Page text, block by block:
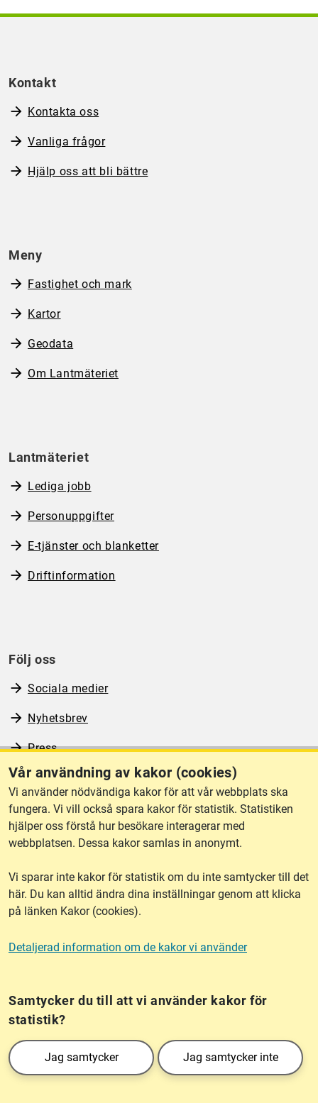
Vår användning av kakor (cookies)
Vi använder nödvändiga kakor för att vår webbplats ska
fungera. Vi vill också spara kakor för statistik. Statistiken
hjälper oss förstå hur besökare interagerar med
webbplatsen. Dessa kakor samlas in anonymt.
Vi sparar inte kakor för statistik om du inte samtycker till det
här. Du kan alltid ändra dina inställningar genom att klicka
på länken Kakor (cookies).
Detaljerad information om de kakor vi använder
Samtycker du till att vi använder kakor för
statistik?
Jag samtycker Jag samtycker inte
Kontakt
Kontakta oss
Vanliga frågor
Hjälp oss att bli bättre
Meny
Fastighet och mark
Kartor
Geodata
Om Lantmäteriet
Lantmäteriet
Lediga jobb
Personuppgifter
E-tjänster och blanketter
Driftinformation
Följ oss
Sociala medier
Nyhetsbrev
Press
RSS
Om webbplatsen
Tillgänglighet
Other languages
Kakor (cookies)
Lantmäteriet är den myndighet som kartlägger Sverige. Till våra uppgifter hör
också att registrera och säkra ägandet av alla fastigheter samt hantera deras
gränser. Vi tillhör Landsbygds- och infrastrukturdepartementet.